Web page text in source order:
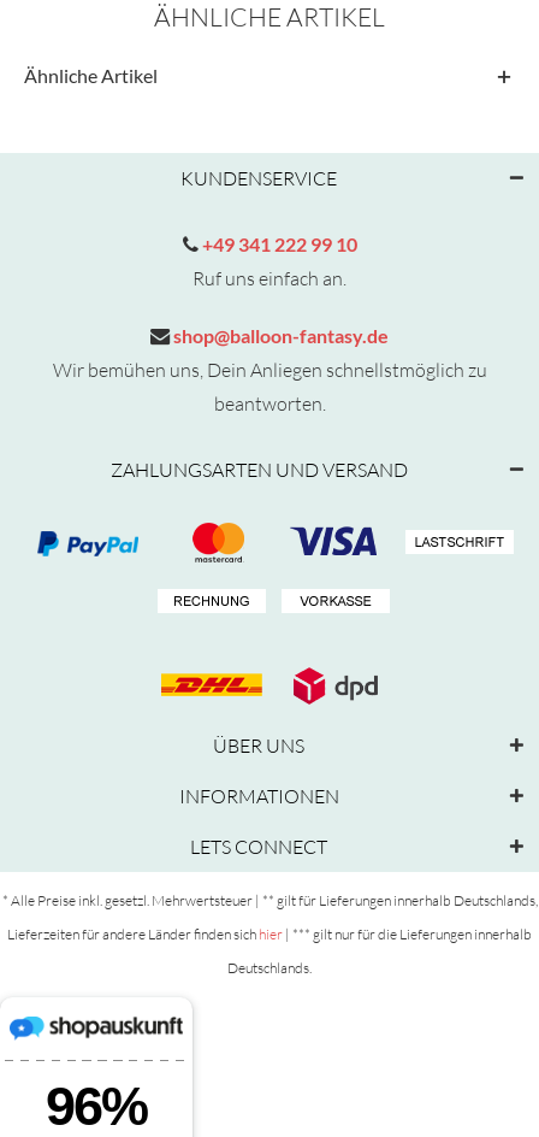
ÄHNLICHE ARTIKEL
Ähnliche Artikel
KUNDENSERVICE
+49 341 222 99 10
Ruf uns einfach an.
shop@balloon-fantasy.de
Wir bemühen uns, Dein Anliegen schnellstmöglich zu
beantworten.
ZAHLUNGSARTEN UND VERSAND
ÜBER UNS
INFORMATIONEN
LETS CONNECT
* Alle Preise inkl. gesetzl. Mehrwertsteuer | ** gilt für Lieferungen innerhalb Deutschlands,
Lieferzeiten für andere Länder finden sich hier | *** gilt nur für die Lieferungen innerhalb
Deutschlands.